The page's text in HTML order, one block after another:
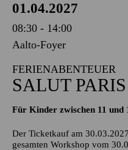
01.04.2027
08:30 - 14:00
Aalto-Foyer
FERIENABENTEUER
SALUT
Für Kinder zwischen 11 und
Der Ticketkauf am
gesamten Workshop vom